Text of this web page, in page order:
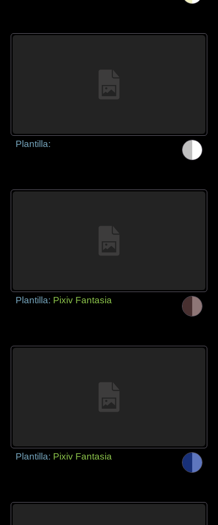
Plantilla:
Plantilla: Pixiv Fantasia
Plantilla: Pixiv Fantasia